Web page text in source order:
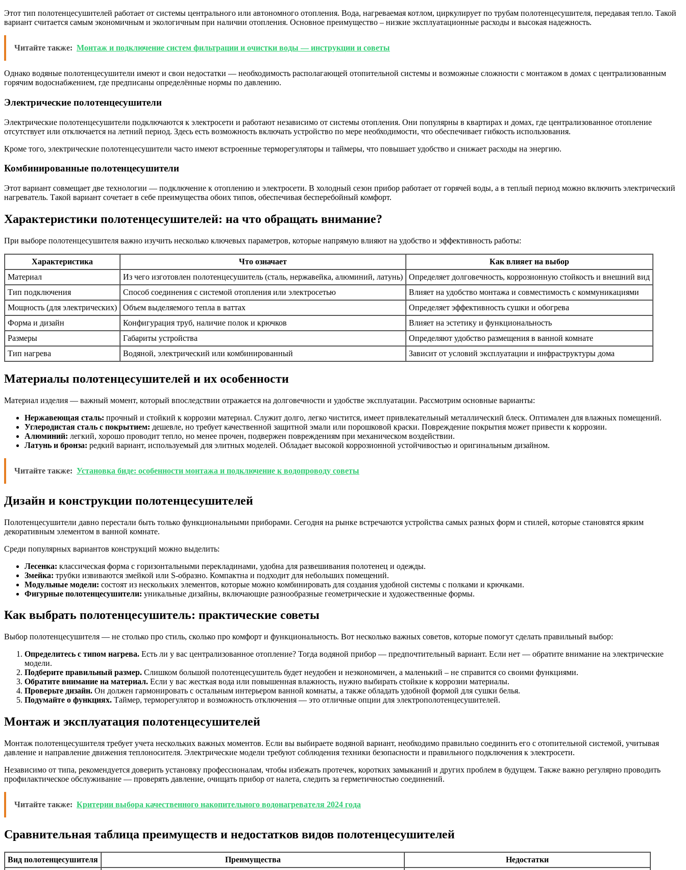
Этот тип полотенцесушителей работает от системы центрального или автономного отопления. Вода, нагреваемая котлом, циркулирует по трубам полотенцесушителя, передавая тепло. Такой
вариант считается самым экономичным и экологичным при наличии отопления. Основное преимущество – низкие эксплуатационные расходы и высокая надежность.
Читайте также: Монтаж и подключение систем фильтрации и очистки воды — инструкции и советы
Однако водяные полотенцесушители имеют и свои недостатки — необходимость раcполагающей отопительной системы и возможные сложности с монтажом в домах с централизованным
горячим водоснабжением, где предписаны определённые нормы по давлению.
Электрические полотенцесушители
Электрические полотенцесушители подключаются к электросети и работают независимо от системы отопления. Они популярны в квартирах и домах, где централизованное отопление
отсутствует или отключается на летний период. Здесь есть возможность включать устройство по мере необходимости, что обеспечивает гибкость использования.
Кроме того, электрические полотенцесушители часто имеют встроенные терморегуляторы и таймеры, что повышает удобство и снижает расходы на энергию.
Комбинированные полотенцесушители
Этот вариант совмещает две технологии — подключение к отоплению и электросети. В холодный сезон прибор работает от горячей воды, а в теплый период можно включить электрический
нагреватель. Такой вариант сочетает в себе преимущества обоих типов, обеспечивая бесперебойный комфорт.
Характеристики полотенцесушителей: на что обращать внимание?
При выборе полотенцесушителя важно изучить несколько ключевых параметров, которые напрямую влияют на удобство и эффективность работы:
Характеристика Что означает
Как влияет на выбор
Материал
Из чего изготовлен полотенцесушитель (сталь, нержавейка, алюминий, латунь)
Определяет долговечность, коррозионную стойкость и внешний вид
Тип подключения
Способ соединения с системой отопления или электросетью
Влияет на удобство монтажа и совместимость с коммуникациями
Мощность (для электрических)
Объем выделяемого тепла в ваттах
Определяет эффективность сушки и обогрева
Форма и дизайн
Конфигурация труб, наличие полок и крючков
Влияет на эстетику и функциональность
Размеры
Габариты устройства
Определяют удобство размещения в ванной комнате
Тип нагрева
Водяной, электрический или комбинированный Зависит от условий эксплуатации и инфраструктуры дома
Материалы полотенцесушителей и их особенности
Материал изделия — важный момент, который впоследствии отражается на долговечности и удобстве эксплуатации. Рассмотрим основные варианты:
Нержавеющая сталь: прочный и стойкий к коррозии материал. Служит долго, легко чистится, имеет привлекательный металлический блеск. Оптимален для влажных помещений.
Углеродистая сталь с покрытием: дешевле, но требует качественной защитной эмали или порошковой краски. Повреждение покрытия может привести к коррозии.
Алюминий: легкий, хорошо проводит тепло, но менее прочен, подвержен повреждениям при механическом воздействии.
Латунь и бронза: редкий вариант, используемый для элитных моделей. Обладает высокой коррозионной устойчивостью и оригинальным дизайном.
Читайте также: Установка биде: особенности монтажа и подключение к водопроводу советы
Дизайн и конструкции полотенцесушителей
Полотенцесушители давно перестали быть только функциональными приборами. Сегодня на рынке встречаются устройства самых разных форм и стилей, которые становятся ярким
декоративным элементом в ванной комнате.
Среди популярных вариантов конструкций можно выделить:
Лесенка: классическая форма с горизонтальными перекладинами, удобна для развешивания полотенец и одежды.
Змейка: трубки извиваются змейкой или S-образно. Компактна и подходит для небольших помещений.
Модульные модели: состоят из нескольких элементов, которые можно комбинировать для создания удобной системы с полками и крючками.
Фигурные полотенцесушители: уникальные дизайны, включающие разнообразные геометрические и художественные формы.
Как выбрать полотенцесушитель: практические советы
Выбор полотенцесушителя — не столько про стиль, сколько про комфорт и функциональность. Вот несколько важных советов, которые помогут сделать правильный выбор:
Определитесь с типом нагрева. Есть ли у вас централизованное отопление? Тогда водяной прибор — предпочтительный вариант. Если нет — обратите внимание на электрические
модели.
Подберите правильный размер. Слишком большой полотенцесушитель будет неудобен и неэкономичен, а маленький – не справится со своими функциями.
Обратите внимание на материал. Если у вас жесткая вода или повышенная влажность, нужно выбирать стойкие к коррозии материалы.
Проверьте дизайн. Он должен гармонировать с остальным интерьером ванной комнаты, а также обладать удобной формой для сушки белья.
Подумайте о функциях. Таймер, терморегулятор и возможность отключения — это отличные опции для электрополотенцесушителей.
Монтаж и эксплуатация полотенцесушителей
Монтаж полотенцесушителя требует учета нескольких важных моментов. Если вы выбираете водяной вариант, необходимо правильно соединить его с отопительной системой, учитывая
давление и направление движения теплоносителя. Электрические модели требуют соблюдения техники безопасности и правильного подключения к электросети.
Независимо от типа, рекомендуется доверить установку профессионалам, чтобы избежать протечек, коротких замыканий и других проблем в будущем. Также важно регулярно проводить
профилактическое обслуживание — проверять давление, очищать прибор от налета, следить за герметичностью соединений.
Читайте также: Критерии выбора качественного накопительного водонагревателя 2024 года
Сравнительная таблица преимуществ и недостатков видов полотенцесушителей
Вид полотенцесушителя Преимущества
Недостатки